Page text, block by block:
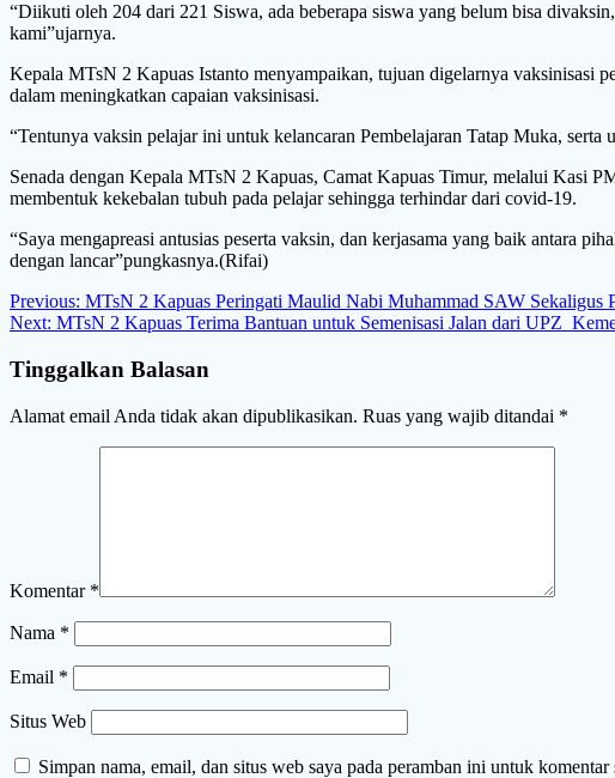
“Diikuti oleh 204 dari 221 Siswa, ada beberapa siswa yang belum bisa
kami”ujarnya.
Kepala MTsN 2 Kapuas Istanto menyampaikan, tujuan digelarnya vaksinisasi
dalam meningkatkan capaian vaksinisasi.
“Tentunya vaksin pelajar ini untuk kelancaran Pembelajaran Tatap Muka,
Senada dengan Kepala MTsN 2 Kapuas, Camat Kapuas Timur, melalui Kasi
membentuk kekebalan tubuh pada pelajar sehingga terhindar dari covid-19.
“Saya mengapreasi antusias peserta vaksin, dan kerjasama yang baik antara
dengan lancar”pungkasnya.(Rifai)
Navigasi
pos
Previous: Previous
post:
MTsN 2 Kapuas Peringati Maulid Nabi Muhammad SAW Sekaligus
Next: Next
MTsN 2 Kapuas Terima Bantuan untuk Semenisasi Jalan dari UPZ
Tinggalkan Balasan
Alamat email Anda tidak akan dipublikasikan. Ruas yang wajib ditandai *
Komentar *
Nama *
Email *
Situs Web
Simpan nama, email, dan situs web saya pada peramban ini untuk komentar